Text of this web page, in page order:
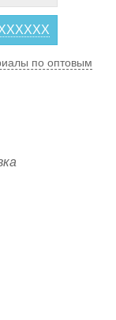
по оптовым